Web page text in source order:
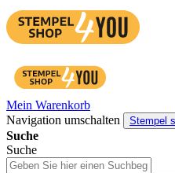
Mein Warenkorb
Navigation umschalten
Stempel
Suche
Suche